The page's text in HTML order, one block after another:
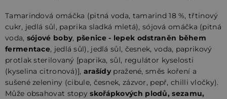
Tamarindová omáčka (pitná voda, tamarind 18 %, třtinový
cukr, jedlá sůl, paprika sladká mletá), sójová omáčka (pitná
voda, sójové boby, pšenice - lepek odstraněn během
fermentace, jedlá sůl), jedlá sůl, česnek, voda, paprikový
protlak sterilovaný [paprika, sůl, regulátor kyselosti
(kyselina citronová)], arašídypražené, směs koření a
sušené zeleniny (cibule, česnek, zázvor, pepř, chilli vločky).
Může obsahovat stopyskořápkových plodů, sezamu,